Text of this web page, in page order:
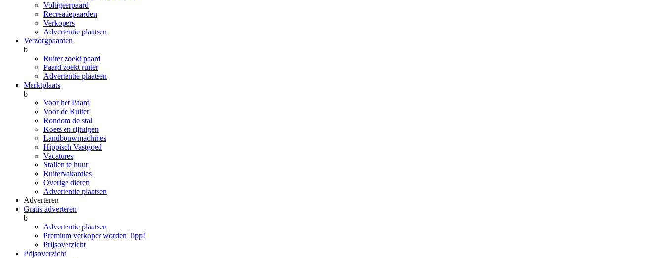
Voltigeerpaard
Recreatiepaarden
Verkopers
Advertentie plaatsen
Verzorgpaarden
b
Ruiter zoekt paard
Paard zoekt ruiter
Advertentie plaatsen
Marktplaats
b
Voor het Paard
Voor de Ruiter
Rondom de stal
Koets en rijtuigen
Landbouwmachines
Hippisch Vastgoed
Vacatures
Stallen te huur
Ruitervakanties
Overige dieren
Advertentie plaatsen
Adverteren
Gratis adverteren
b
Advertentie plaatsen
Premium verkoper worden Tipp!
Prijsoverzicht
Prijsoverzicht